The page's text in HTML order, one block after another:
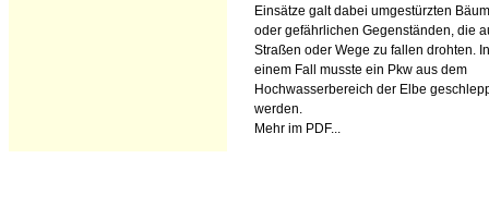
Einsätze galt dabei umgestürzten
oder gefährlichen Gegenständen, die
Straßen oder Wege zu fallen drohten. In
einem Fall musste ein Pkw aus dem
Hochwasserbereich der Elbe
werden.
Mehr im PDF...